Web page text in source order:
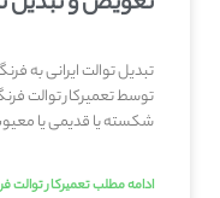
تبدیل توالت ایرانی به
توسط تعمیرکار توالت
شکسته یا قدیمی یا
ادامه مطلب تعمیرکار توالت